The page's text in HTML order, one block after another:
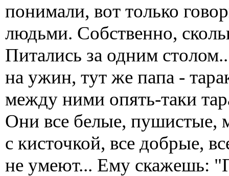
понимали, вот только
людьми. Собственно,
Питались за одним
на ужин, тут же папа -
между ними опять-таки
Они все белые, пушистые,
с кисточкой, все добрые,
не умеют... Ему скажешь: